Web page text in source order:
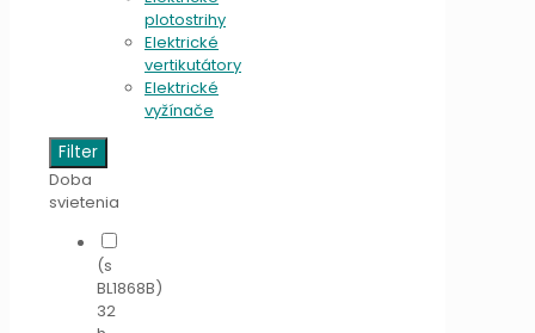
plotostrihy
Elektrické
vertikutátory
Elektrické
vyžínače
Filter
Doba
svietenia
(s
BL1868B)
32